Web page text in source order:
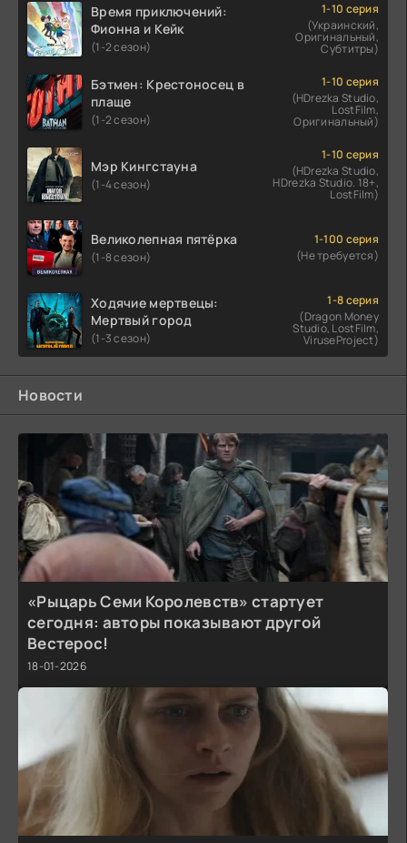
Время приключений:
Фионна и Кейк
(1-2 сезон)
1-10 серия
(Украинский,
Оригинальный,
Субтитры)
Бэтмен: Крестоносец в
плаще
(1-2 сезон)
1-10 серия
(HDrezka Studio,
LostFilm,
Оригинальный)
Мэр Кингстауна
(1-4 сезон)
1-10 серия
(HDrezka Studio,
HDrezka Studio. 18+,
LostFilm)
Великолепная пятёрка
(1-8 сезон)
1-100 серия
(Не требуется)
Ходячие мертвецы:
Мертвый город
(1-3 сезон)
1-8 серия
(Dragon Money
Studio, LostFilm,
ViruseProject)
Новости
«Рыцарь Семи Королевств» стартует
сегодня: авторы показывают другой
Вестерос!
18-01-2026